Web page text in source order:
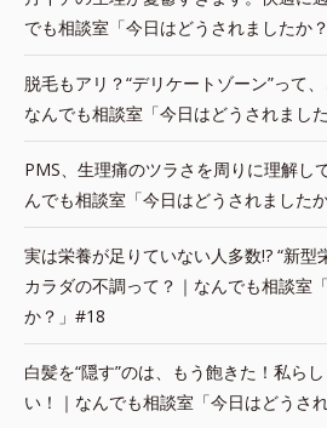
でも相談室「今日はどうされましたか
脱毛もアリ？“デリケートゾーン”って
なんでも相談室「今日はどうされまし
PMS、生理痛のツラさを周りに理解し
んでも相談室「今日はどうされました
実は栄養が足りていない人多数!? “新型
カラダの不調って？｜なんでも相談室
か？」#18
白髪を“隠す”のは、もう飽きた！私ら
い！｜なんでも相談室「今日はどうさ